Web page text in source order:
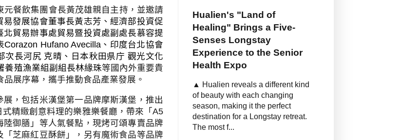
元餐飲集團會長黃茂雄親自主持，並邀請
易發展協會董事長黃志芳、經濟部投資促
貿易辦事處貿易暨投資處副處長慕容提
Corazon Hufano Avecilla、印度台北協會
次長河尻 克晴、日本秋田県庁 觀光文化
養殖漁業組副組長林緣珠等國內外重要貴
品展序幕，攜手推動食品產業發展。
，包括米漢堡第一品牌摩斯漢堡，推出
精緻創意料理的樂雅樂餐廳，帶來「A5
御膳」等人氣餐點，現烤可頌專賣品牌
芝麻紅豆酥餅」，另有魔術食品等品牌
Hualien's "Land of
Healing" Brings a Five-
Senses Longstay
Experience to the Senior
Health Expo
▲ Hualien reveals a different kind
of beauty with each changing
season, making it the perfect
destination for a Longstay retreat.
The most f...